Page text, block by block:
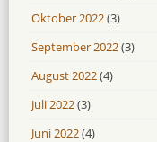
Oktober 2022(3)
September 2022(3)
August 2022(4)
Juli 2022(3)
Juni 2022(4)